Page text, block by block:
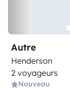
Autre
Henderson
2 voyageurs
Nouveau